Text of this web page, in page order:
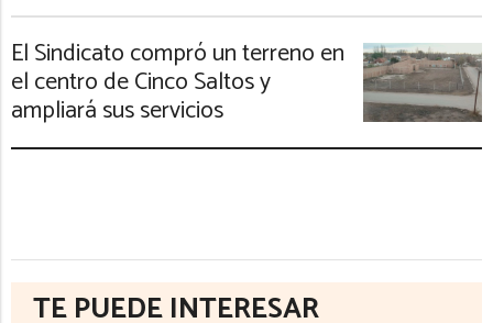
El Sindicato compró un terreno en
el centro de Cinco Saltos y
ampliará sus servicios
TE PUEDE INTERESAR